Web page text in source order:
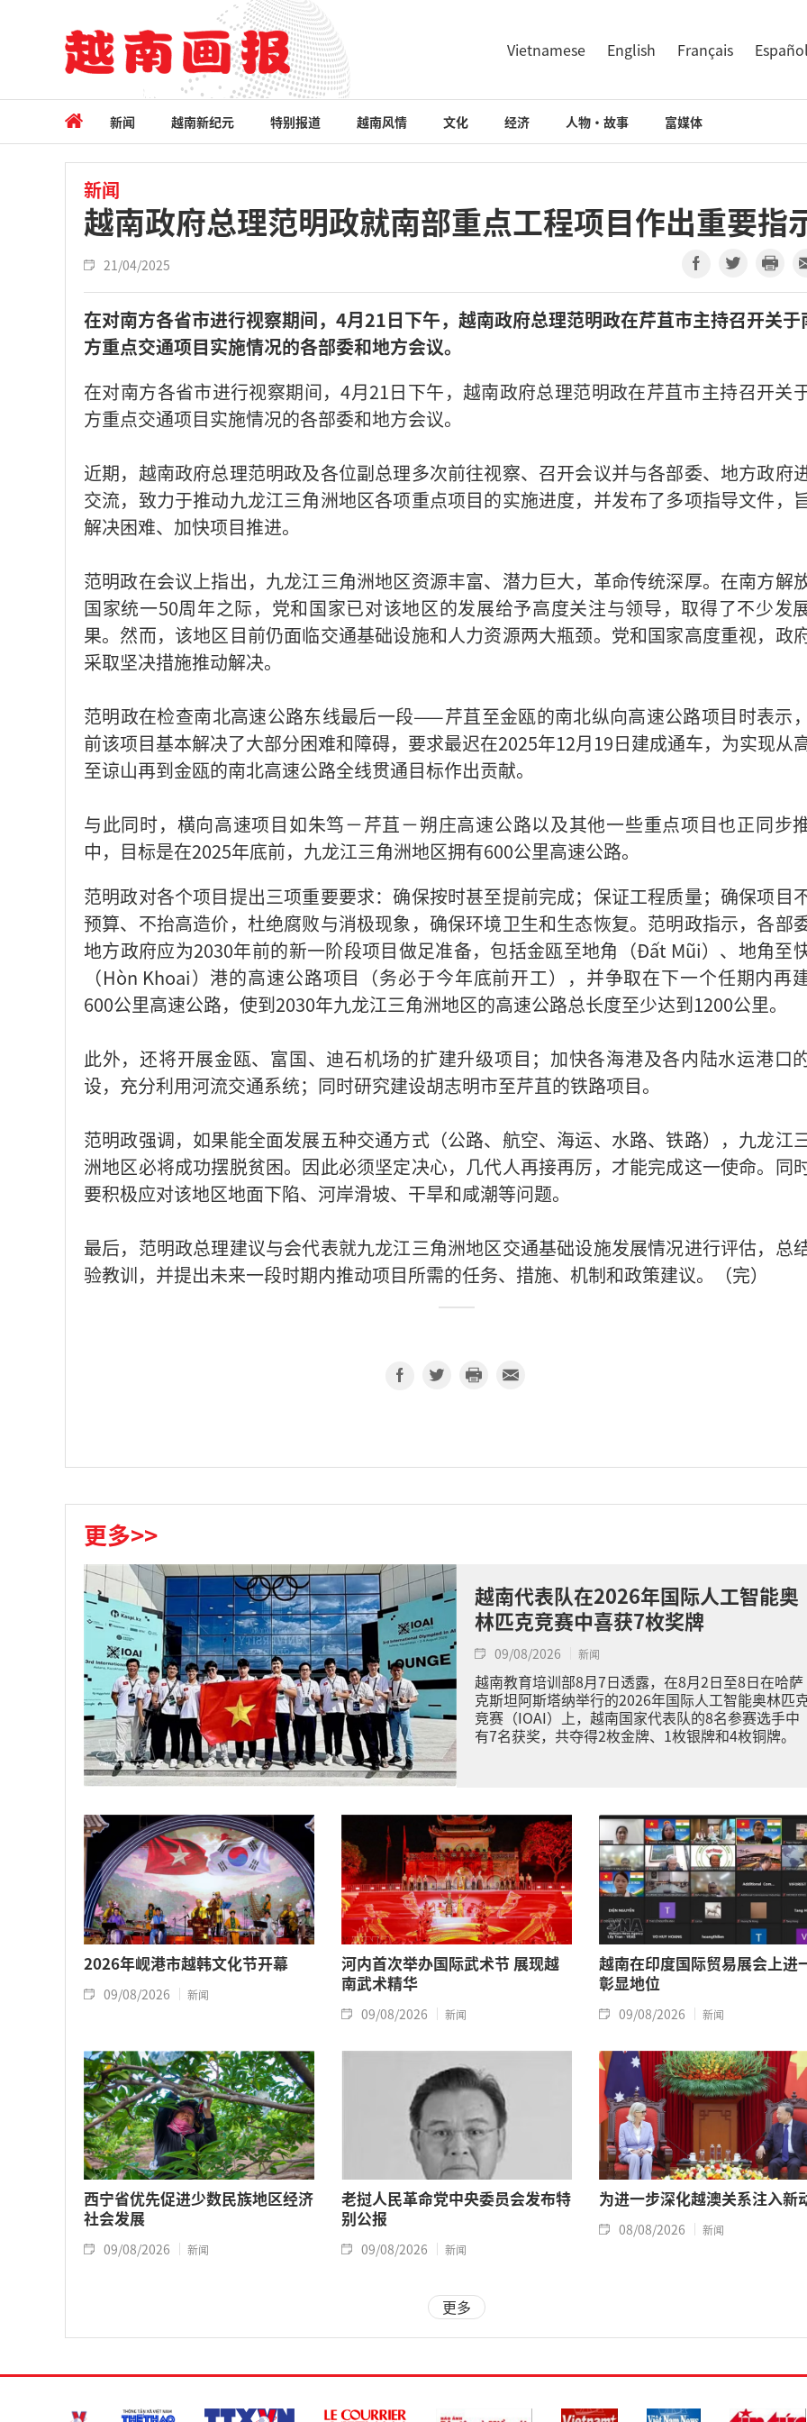
Vietnamese English Français
新闻 越南新纪元 特别报道 越南风情 文化 经济 人物·故事 富媒体
新闻
越南政府总理范明政就南部重点工程项目作出重要指
21/04/2025
在对南方各省市进行视察期间，4月21日下午，越南政府总理范明政在芹苴市主持召开关于
方重点交通项目实施情况的各部委和地方会议。
在对南方各省市进行视察期间，4月21日下午，越南政府总理范明政在芹苴市主持召开关
方重点交通项目实施情况的各部委和地方会议。
近期，越南政府总理范明政及各位副总理多次前往视察、召开会议并与各部委、地方政府
交流，致力于推动九龙江三角洲地区各项重点项目的实施进度，并发布了多项指导文件，
解决困难、加快项目推进。
范明政在会议上指出，九龙江三角洲地区资源丰富、潜力巨大，革命传统深厚。在南方解
国家统一50周年之际，党和国家已对该地区的发展给予高度关注与领导，取得了不少发
果。然而，该地区目前仍面临交通基础设施和人力资源两大瓶颈。党和国家高度重视，政
采取坚决措施推动解决。
范明政在检查南北高速公路东线最后一段——芹苴至金瓯的南北纵向高速公路项目时表示
前该项目基本解决了大部分困难和障碍，要求最迟在2025年12月19日建成通车，为实现从
至谅山再到金瓯的南北高速公路全线贯通目标作出贡献。
与此同时，横向高速项目如朱笃－芹苴－朔庄高速公路以及其他一些重点项目也正同步
中，目标是在2025年底前，九龙江三角洲地区拥有600公里高速公路。
范明政对各个项目提出三项重要要求：确保按时甚至提前完成；保证工程质量；确保项目
预算、不抬高造价，杜绝腐败与消极现象，确保环境卫生和生态恢复。范明政指示，各部
地方政府应为2030年前的新一阶段项目做足准备，包括金瓯至地角（Đất Mũi）、地角至
（Hòn Khoai）港的高速公路项目（务必于今年底前开工），并争取在下一个任期内再
600公里高速公路，使到2030年九龙江三角洲地区的高速公路总长度至少达到1200公里。
此外，还将开展金瓯、富国、迪石机场的扩建升级项目；加快各海港及各内陆水运港口
设，充分利用河流交通系统；同时研究建设胡志明市至芹苴的铁路项目。
范明政强调，如果能全面发展五种交通方式（公路、航空、海运、水路、铁路），九龙江
洲地区必将成功摆脱贫困。因此必须坚定决心，几代人再接再厉，才能完成这一使命。同
要积极应对该地区地面下陷、河岸滑坡、干旱和咸潮等问题。
最后，范明政总理建议与会代表就九龙江三角洲地区交通基础设施发展情况进行评估，总
验教训，并提出未来一段时期内推动项目所需的任务、措施、机制和政策建议。（完）
更多>>
越南代表队在2026年国际人工智能奥
林匹克竞赛中喜获7枚奖牌
09/08/2026 新闻
越南教育培训部8月7日透露，在8月2日至8日在哈萨
克斯坦阿斯塔纳举行的2026年国际人工智能奥林匹
竞赛（IOAI）上，越南国家代表队的8名参赛选手中
有7名获奖，共夺得2枚金牌、1枚银牌和4枚铜牌。
2026年岘港市越韩文化节开幕
09/08/2026 新闻
河内首次举办国际武术节 展现越
南武术精华
09/08/2026 新闻
越南在印度国际贸易展会上进
彰显地位
09/08/2026 新闻
西宁省优先促进少数民族地区经济
社会发展
09/08/2026 新闻
老挝人民革命党中央委员会发布特
别公报
09/08/2026 新闻
为进一步深化越澳关系注入新
08/08/2026 新闻
更多